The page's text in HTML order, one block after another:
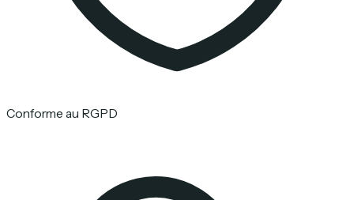
Conforme au RGPD